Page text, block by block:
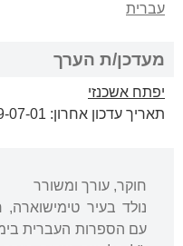
עברית
מעדכן/ת הערך
יפתח אשכנזי
תאריך עדכון אחרון: 2019-07-01 00:00:00
חוקר, עורך ומשורר
נולד בעיר
עם הספרות העברית